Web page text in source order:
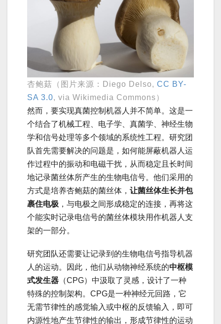
杏鲍菇（图片来源：Diego Delso, CC BY-
SA 3.0, via Wikimedia Commons）
然而，要实现真菌控制机器人并不简单。这是一
个结合了机械工程、电子学、真菌学、神经生物
学和信号处理等多个领域的系统性工程。研究团
队首先需要解决的问题是，如何能屏蔽机器人运
作过程中的振动和电磁干扰，从而稳定且长时间
地记录菌丝体所产生的生物电信号。他们采用的
方式是培养杏鲍菇的菌丝体， 让菌丝体生长并包
裹住电极 ，与电极之间形成稳定的连接，再将这
个能实时记录电信号的菌丝体模块用作机器人支
架的一部分。
研究团队还需要让记录到的生物电信号指导机器
人的运动。因此，他们从动物神经系统的中枢模
式发生器 （CPG）中汲取了灵感，设计了一种
特殊的控制架构。CPG是一种神经元回路，它
无需节律性的感觉输入或中枢的反馈输入，即可
内源性地产生节律性的输出，形成节律性的运动